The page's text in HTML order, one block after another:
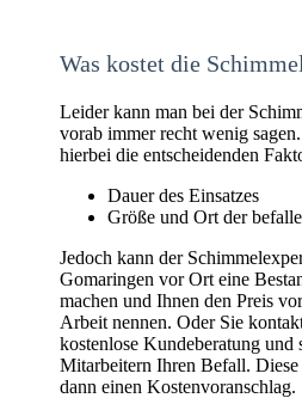
Was kostet die
Leider kann man bei der
vorab immer recht wenig
hierbei die entscheidenden
Dauer des Einsatzes
Größe und Ort der
Jedoch kann der
Gomaringen vor Ort eine
machen und Ihnen den Preis
Arbeit nennen. Oder Sie
kostenlose Kundeberatung und
Mitarbeitern Ihren Befall. Diese
dann einen Kostenvoranschlag.